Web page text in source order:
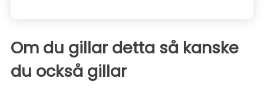
Om du gillar detta så kanske
du också gillar